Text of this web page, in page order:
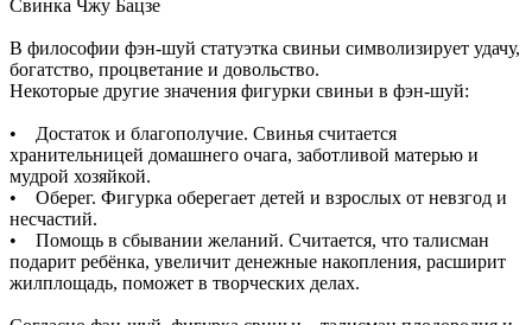
Свинка Чжу Бацзе
В философии фэн-шуй статуэтка свиньи символизирует удачу,
богатство, процветание и довольство.
Некоторые другие значения фигурки свиньи в фэн-шуй:
• Достаток и благополучие. Свинья считается
хранительницей домашнего очага, заботливой матерью и
мудрой хозяйкой.
• Оберег. Фигурка оберегает детей и взрослых от невзгод и
несчастий.
• Помощь в сбывании желаний. Считается, что талисман
подарит ребёнка, увеличит денежные накопления, расширит
жилплощадь, поможет в творческих делах.